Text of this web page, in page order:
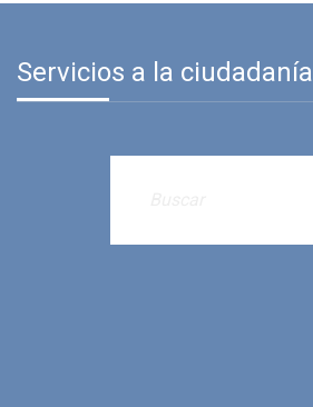
Servicios a la ciudadanía